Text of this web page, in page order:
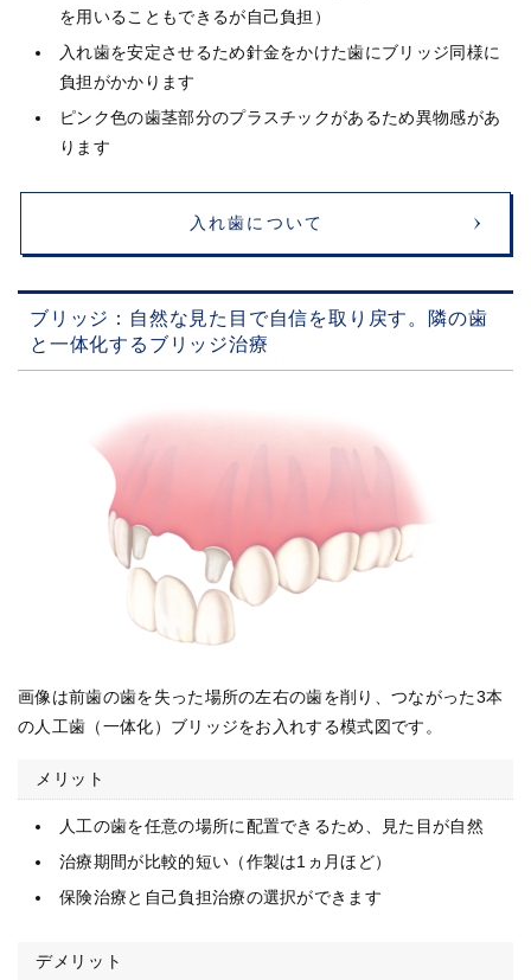
を用いることもできるが自己負担）
入れ歯を安定させるため針金をかけた歯にブリッジ同様に
負担がかかります
ピンク色の歯茎部分のプラスチックがあるため異物感があ
ります
入れ歯について
ブリッジ：自然な見た目で自信を取り戻す。隣の歯
と一体化するブリッジ治療
画像は前歯の歯を失った場所の左右の歯を削り、つながった3本
の人工歯（一体化）ブリッジをお入れする模式図です。
メリット
人工の歯を任意の場所に配置できるため、見た目が自然
治療期間が比較的短い（作製は1ヵ月ほど）
保険治療と自己負担治療の選択ができます
デメリット